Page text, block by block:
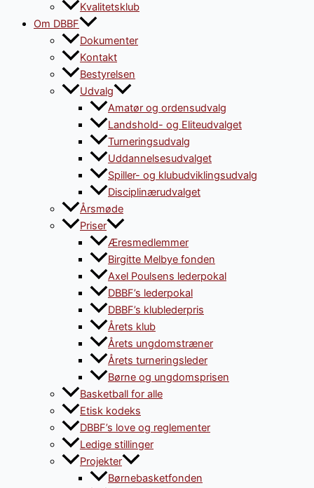
Kvalitetsklub
Om DBBF
Dokumenter
Kontakt
Bestyrelsen
Udvalg
Amatør og ordensudvalg
Landshold- og Eliteudvalget
Turneringsudvalg
Uddannelsesudvalget
Spiller- og klubudviklingsudvalg
Disciplinærudvalget
Årsmøde
Priser
Æresmedlemmer
Birgitte Melbye fonden
Axel Poulsens lederpokal
DBBF’s lederpokal
DBBF’s klublederpris
Årets klub
Årets ungdomstræner
Årets turneringsleder
Børne og ungdomsprisen
Basketball for alle
Etisk kodeks
DBBF’s love og reglementer
Ledige stillinger
Projekter
Børnebasketfonden